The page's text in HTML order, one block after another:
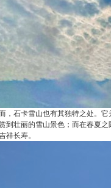
，石卡雪山也有其独特之处。
到壮丽的雪山景色；而在春夏
祥长寿。